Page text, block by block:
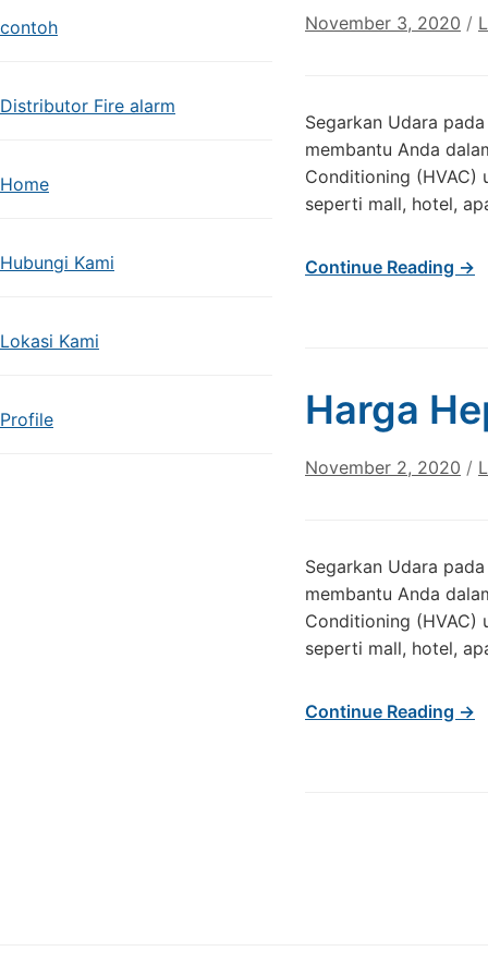
contoh
Distributor Fire alarm
Home
Hubungi Kami
Lokasi Kami
Profile
November 3, 2020 /
Segarkan Udara
membantu Anda
Conditioning (HVAC)
seperti mall, hotel,
Continue Reading →
Harga
November 2, 2020 /
Segarkan Udara
membantu Anda
Conditioning (HVAC)
seperti mall, hotel,
Continue Reading →